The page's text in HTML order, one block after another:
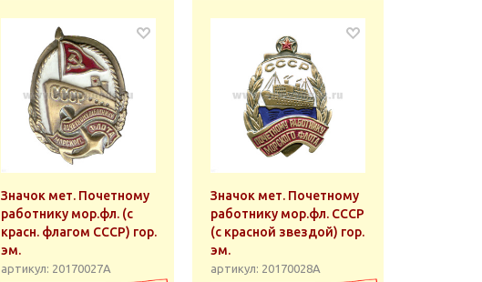
Значок мет. Почетному
работнику мор.фл. (с
красн. флагом СССР) гор.
эм.
артикул: 20170027А
Значок мет. Почетному
работнику мор.фл. СССР
(с красной звездой) гор.
эм.
артикул: 20170028А